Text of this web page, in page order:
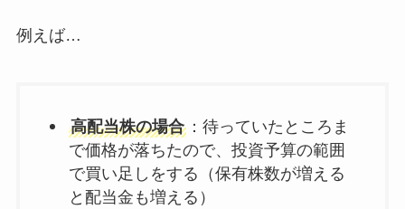
例えば…
高配当株の場合：待っていたところま
で価格が落ちたので、投資予算の範囲
で買い足しをする（保有株数が増える
と配当金も増える）